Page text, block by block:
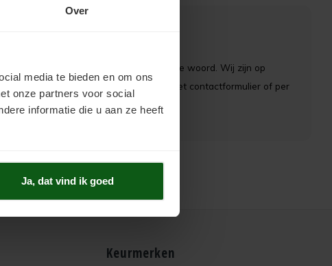
Over
media te bieden en om ons
onze partners voor social
informatie die u aan ze heeft
Ja, dat vind ik goed
contact met ons op, wij staan u graag te woord. Wij zijn op
. Vragen die via het contactformulier of per
Keurmerken